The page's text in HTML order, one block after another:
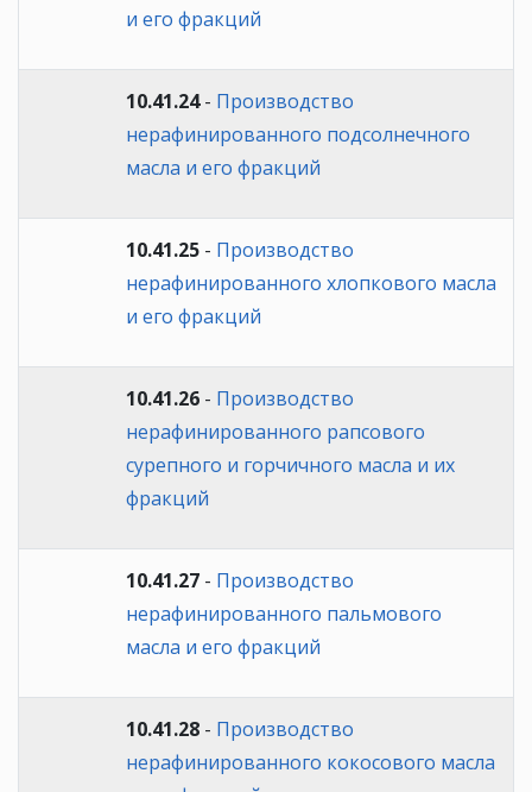
и его фракций
10.41.24- Производство
нерафинированного подсолнечного
масла и его фракций
10.41.25 - Производство
нерафинированного хлопкового масла
и его фракций
10.41.26 - Производство
нерафинированного рапсового
сурепного и горчичного масла и их
фракций
10.41.27 - Производство
нерафинированного пальмового
масла и его фракций
10.41.28 - Производство
нерафинированного кокосового масла